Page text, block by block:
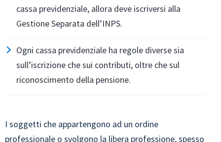
cassa previdenziale, allora deve iscriversi alla
Gestione Separata dell’INPS.
Ogni cassa previdenziale ha regole diverse sia
sull’iscrizione che sui contributi, oltre che sul
riconoscimento della pensione.
I soggetti che appartengono ad un ordine
professionale o svolgono la libera professione, spesso